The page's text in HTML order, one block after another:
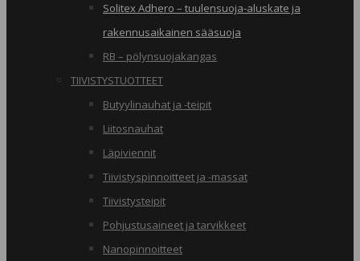
Solitex Adhero – tuulensuoja-aluskate ja
rakennusaikainen sääsuoja
RB – pölynsuojakangas
TIIVISTYSTUOTTEET
Butyylinauhat ja -teipit
Liitosnauhat
Läpiviennit
Tiivistyspinnoitteet ja -massat
Tiivistysteipit
Pohjustusaineet ja tarvikkeet
Nanopinnoitteet